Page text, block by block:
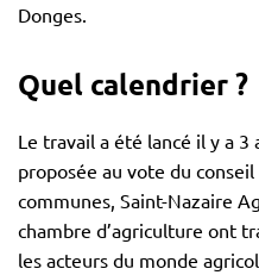
Donges.
Quel calendrier ?
Le travail a été lancé il y a
proposée au vote du
communes, Saint-Nazaire
chambre d’agriculture ont
les acteurs du monde